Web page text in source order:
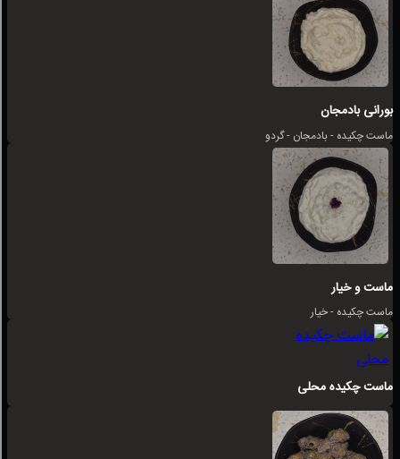
بورانی بادمجان
ماست چکیده - بادمجان - گردو
ماست و خیار
ماست چکیده - خیار
ماست چکیده محلی